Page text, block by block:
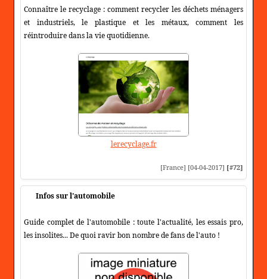
Connaître le recyclage : comment recycler les déchets ménagers
et industriels, le plastique et les métaux, comment les
réintroduire dans la vie quotidienne.
lerecyclage.fr
[France] [04-04-2017] [#72]
Infos sur l'automobile
Guide complet de l'automobile : toute l'actualité, les essais pro,
les insolites... De quoi ravir bon nombre de fans de l'auto !